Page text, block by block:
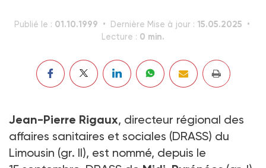
Publié le : 01.10.1999 Dernière Mise à jour : 15.05.2025
Lecture : 0 min.
Jean-Pierre Rigaux, directeur régional des
affaires sanitaires et sociales (DRASS) du
Limousin (gr. II), est nommé, depuis le